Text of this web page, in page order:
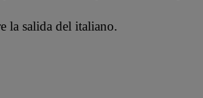
la salida del italiano.